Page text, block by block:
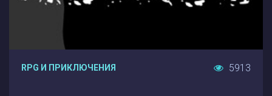
RPG И ПРИКЛЮЧЕНИЯ 5913